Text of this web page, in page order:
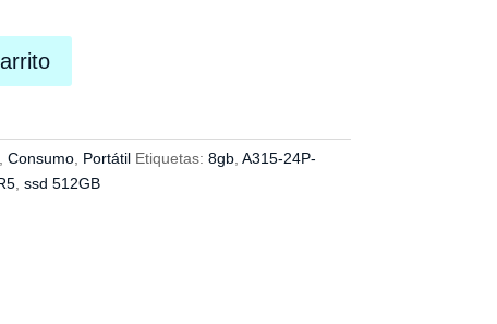
Consumo, Portátil Etiquetas: 8gb, A315-24P-
, ssd 512GB